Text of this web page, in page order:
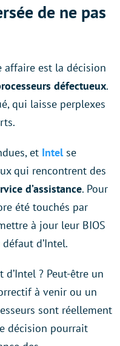
de ne pas
affaire est la décision
défectueux.
qui laisse perplexes
et Intelse
qui rencontrent des
d’assistance. Pour
été touchés par
à jour leur BIOS
d’Intel.
? Peut-être un
à venir ou un
sont réellement
décision pourrait